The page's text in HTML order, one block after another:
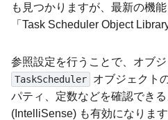
も見つかりますが、最新の機
「Task Scheduler Object
参照設定を行うことで、オブ
TaskScheduler
オブジェクト
パティ、定数などを確認でき
(IntelliSense) も有効になりま